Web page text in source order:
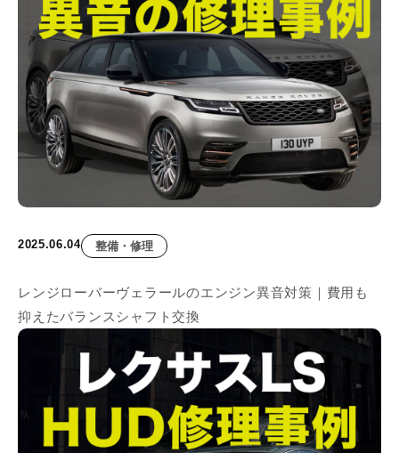
2025.06.04 整備・修理
レンジローバーヴェラールのエンジン異音対策｜費用も
抑えたバランスシャフト交換